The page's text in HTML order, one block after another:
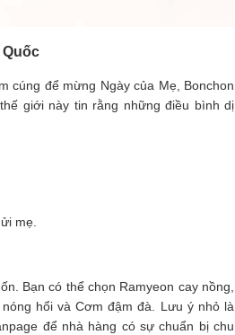
cúng để mừng Ngày của Mẹ, Bonchon
giới này tin rằng những điều bình dị
mẹ.
Bạn có thể chọn Ramyeon cay nồng,
hổi và Cơm đậm đà. Lưu ý nhỏ là
để nhà hàng có sự chuẩn bị chu